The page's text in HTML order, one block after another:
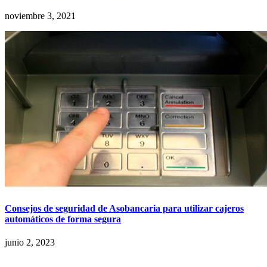
noviembre 3, 2021
Consejos de seguridad de Asobancaria para utilizar cajeros
automáticos de forma segura
junio 2, 2023